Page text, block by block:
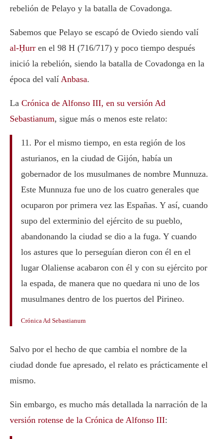
rebelión de Pelayo y la batalla de Covadonga.
Sabemos que Pelayo se escapó de Oviedo siendo valí
al-Ḥurr en el 98 H (716/717) y poco tiempo después
inició la rebelión, siendo la batalla de Covadonga en la
época del valí Anbasa.
La Crónica de Alfonso III, en su versión Ad
Sebastianum, sigue más o menos este relato:
11. Por el mismo tiempo, en esta región de los
asturianos, en la ciudad de Gijón, había un
gobernador de los musulmanes de nombre Munnuza.
Este Munnuza fue uno de los cuatro generales que
ocuparon por primera vez las Españas. Y así, cuando
supo del exterminio del ejército de su pueblo,
abandonando la ciudad se dio a la fuga. Y cuando
los astures que lo perseguían dieron con él en el
lugar Olaliense acabaron con él y con su ejército por
la espada, de manera que no quedara ni uno de los
musulmanes dentro de los puertos del Pirineo.
Crónica Ad Sebastianum
Salvo por el hecho de que cambia el nombre de la
ciudad donde fue apresado, el relato es prácticamente el
mismo.
Sin embargo, es mucho más detallada la narración de la
versión rotense de la Crónica de Alfonso III: